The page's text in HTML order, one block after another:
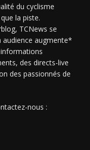
du cyclisme
la piste.
TCNews se
augmente*
des directs-live
des passionnés de
nous :